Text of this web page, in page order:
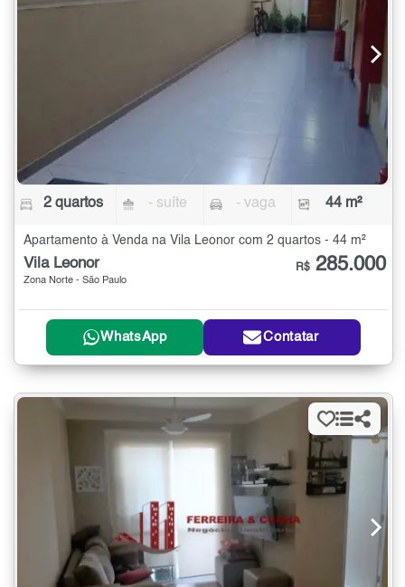
2 quartos - suíte - vaga 44 m²
Apartamento à Venda na Vila Leonor com 2 quartos - 44 m²
Vila Leonor
Zona Norte - São Paulo
R$ 285.000
WhatsApp Contatar